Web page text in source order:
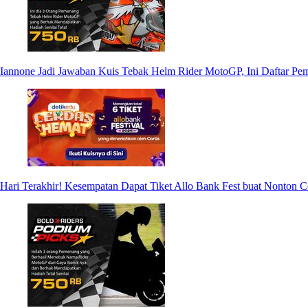
Iannone Jadi Jawaban Kuis Tebak Helm Rider MotoGP, Ini Daftar
Hari Terakhir! Kesempatan Dapat Tiket Allo Bank Fest buat Nonton